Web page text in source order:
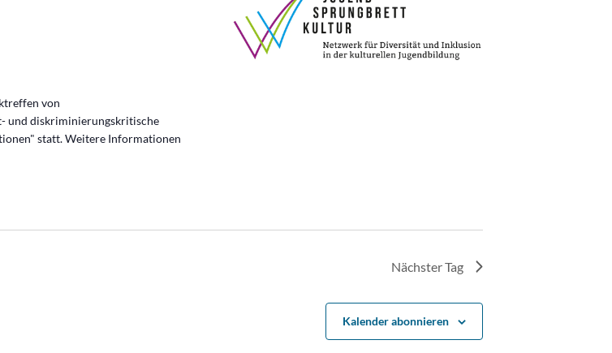
von
und diskriminierungskritische
statt. Weitere Informationen
Nächster Tag
Kalender abonnieren